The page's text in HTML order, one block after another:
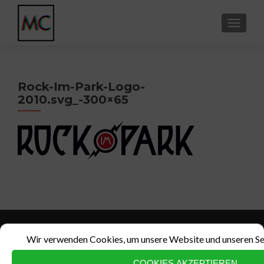
Wir verwenden Cookies, um unsere Website und unseren
Rock-Im-Park-Logo-
2010.svg_-300×65